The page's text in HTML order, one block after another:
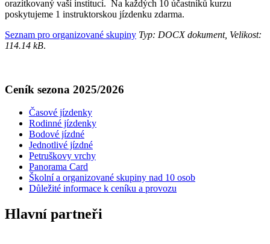
orazítkovaný vaší institucí. Na každých 10 účastníků kurzu
poskytujeme 1 instruktorskou jízdenku zdarma.
Seznam pro organizované skupiny Typ: DOCX dokument, Velikost:
114.14 kB.
Ceník sezona 2025/2026
Časové jízdenky
Rodinné jízdenky
Bodové jízdné
Jednotlivé jízdné
Petruškovy vrchy
Panorama Card
Školní a organizované skupiny nad 10 osob
Důležité informace k ceníku a provozu
Hlavní partneři